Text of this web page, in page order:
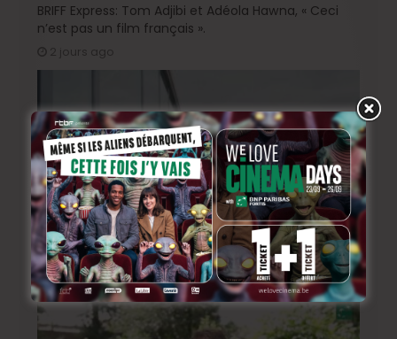
BRIFF Express: Tom Adjibi et Adéola Hawna, « Ceci
n’est pas un film français ».
2 jours ago
BRIFF 2026: la Compétition belge!
4 jours ago